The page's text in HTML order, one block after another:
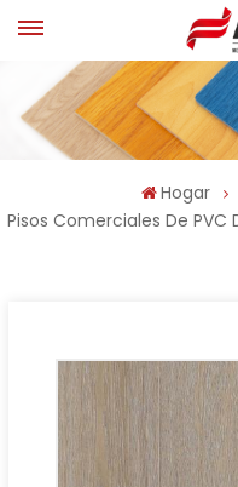
Hogar
Pisos Comerciales De PVC